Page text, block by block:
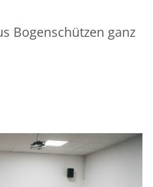
Bogenschützen ganz